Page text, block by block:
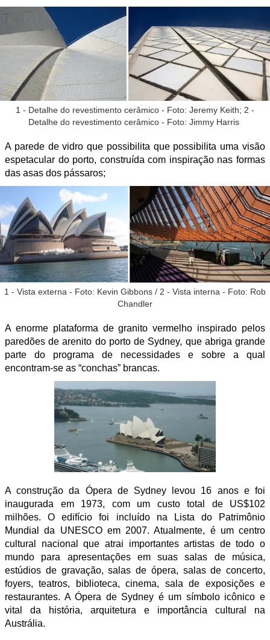
1 - Detalhe do revestimento cerâmico - Foto: Jeremy Keith; 2 -
Detalhe do revestimento cerâmico - Foto: Jimmy Harris
A parede de vidro que possibilita que possibilita uma visão
espetacular do porto, construída com inspiração nas formas
das asas dos pássaros;
1 - Vista externa - Foto: Kevin Gibbons / 2 - Vista interna - Foto: Rob
Chandler
A enorme plataforma de granito vermelho inspirado pelos
paredões de arenito do porto de Sydney, que abriga grande
parte do programa de necessidades e sobre a qual
encontram-se as “conchas” brancas.
A construção da Ópera de Sydney levou 16 anos e foi
inaugurada em 1973, com um custo total de US$102
milhões. O edifício foi incluído na Lista do Patrimônio
Mundial da UNESCO em 2007. Atualmente, é um centro
cultural nacional que atrai importantes artistas de todo o
mundo para apresentações em suas salas de música,
estúdios de gravação, salas de ópera, salas de concerto,
foyers, teatros, biblioteca, cinema, sala de exposições e
restaurantes. A Ópera de Sydney é um símbolo icônico e
vital da história, arquitetura e importância cultural na
Austrália.